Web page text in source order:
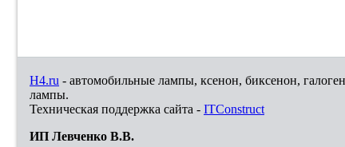
H4.ru - автомобильные лампы, ксенон, биксенон,
лампы.
Техническая поддержка сайта - ITConstruct
ИП Левченко В.В.